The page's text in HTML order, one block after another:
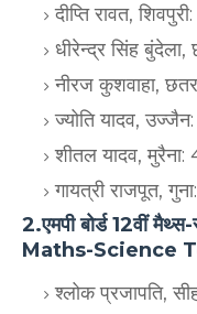
दीप्ति रावत,
धीरेन्द्र सिंह
नीरज कुशवाहा,
ज्योति यादव,
शीतल यादव,
गायत्री राजपूत,
2.एमपी बोर्ड 12वीं
Maths-Science
श्लोक प्रजापति,